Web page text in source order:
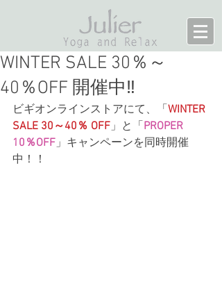
WINTER SALE 30％～
40％OFF 開催中‼
ビギオンラインストアにて、「 WINTER
SALE 30～40％ OFF」と「 PROPER
10％OFF」キャンペーンを同時開催
中！！